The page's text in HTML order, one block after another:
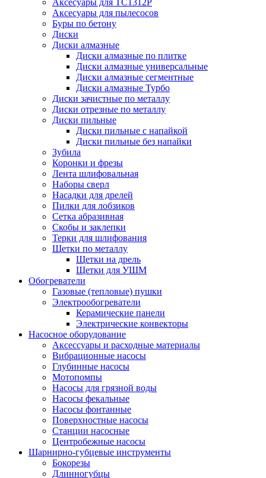
Аксесуары для TC1312P
Аксесуары для пылесосов
Буры по бетону
Диски
Диски алмазные
Диски алмазные по плитке
Диски алмазные универсальные
Диски алмазные сегментные
Диски алмазные Турбо
Диски зачистные по металлу
Диски отрезные по металлу
Диски пильные
Диски пильные с напайкой
Диски пильные без напайки
Зубила
Коронки и фрезы
Лента шлифовальная
Наборы сверл
Насадки для дрелей
Пилки для лобзиков
Сетка абразивная
Скобы и заклепки
Терки для шлифования
Щетки по металлу
Щетки на дрель
Щетки для УШМ
Обогреватели
Газовые (тепловые) пушки
Электрообогреватели
Керамические панели
Электрические конвекторы
Насосное оборудование
Аксессуары и расходные материалы
Вибрационные насосы
Глубинные насосы
Мотопомпы
Насосы для грязной воды
Насосы фекальные
Насосы фонтанные
Поверхностные насосы
Станции насосные
Центробежные насосы
Шарнирно-губцевые инструменты
Бокорезы
Длинногубцы